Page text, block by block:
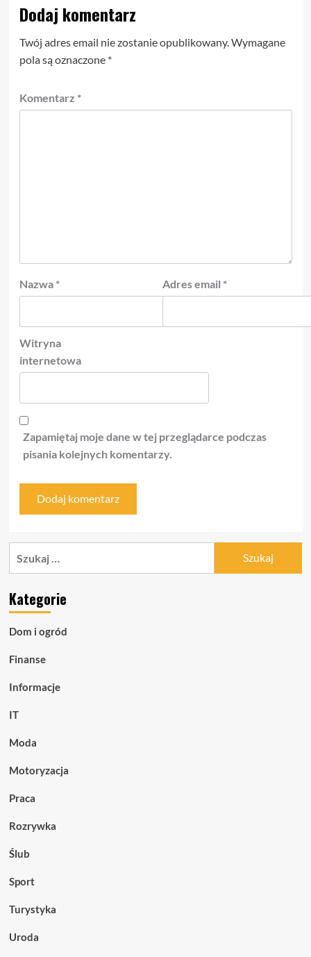
Dodaj komentarz
Twój adres email nie zostanie opublikowany. Wymagane
pola są oznaczone *
Komentarz *
Nazwa * Adres email *
Witryna
internetowa
Zapamiętaj moje dane w tej przeglądarce podczas
pisania kolejnych komentarzy.
Kategorie
Dom i ogród
Finanse
Informacje
IT
Moda
Motoryzacja
Praca
Rozrywka
Ślub
Sport
Turystyka
Uroda